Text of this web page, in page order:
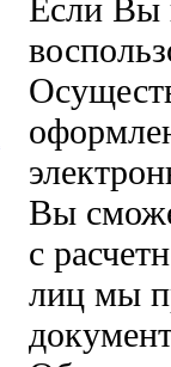
Если Вы
Вы
с
лиц мы